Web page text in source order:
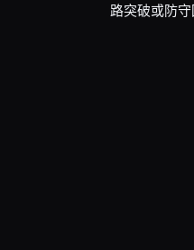
路突破或防守